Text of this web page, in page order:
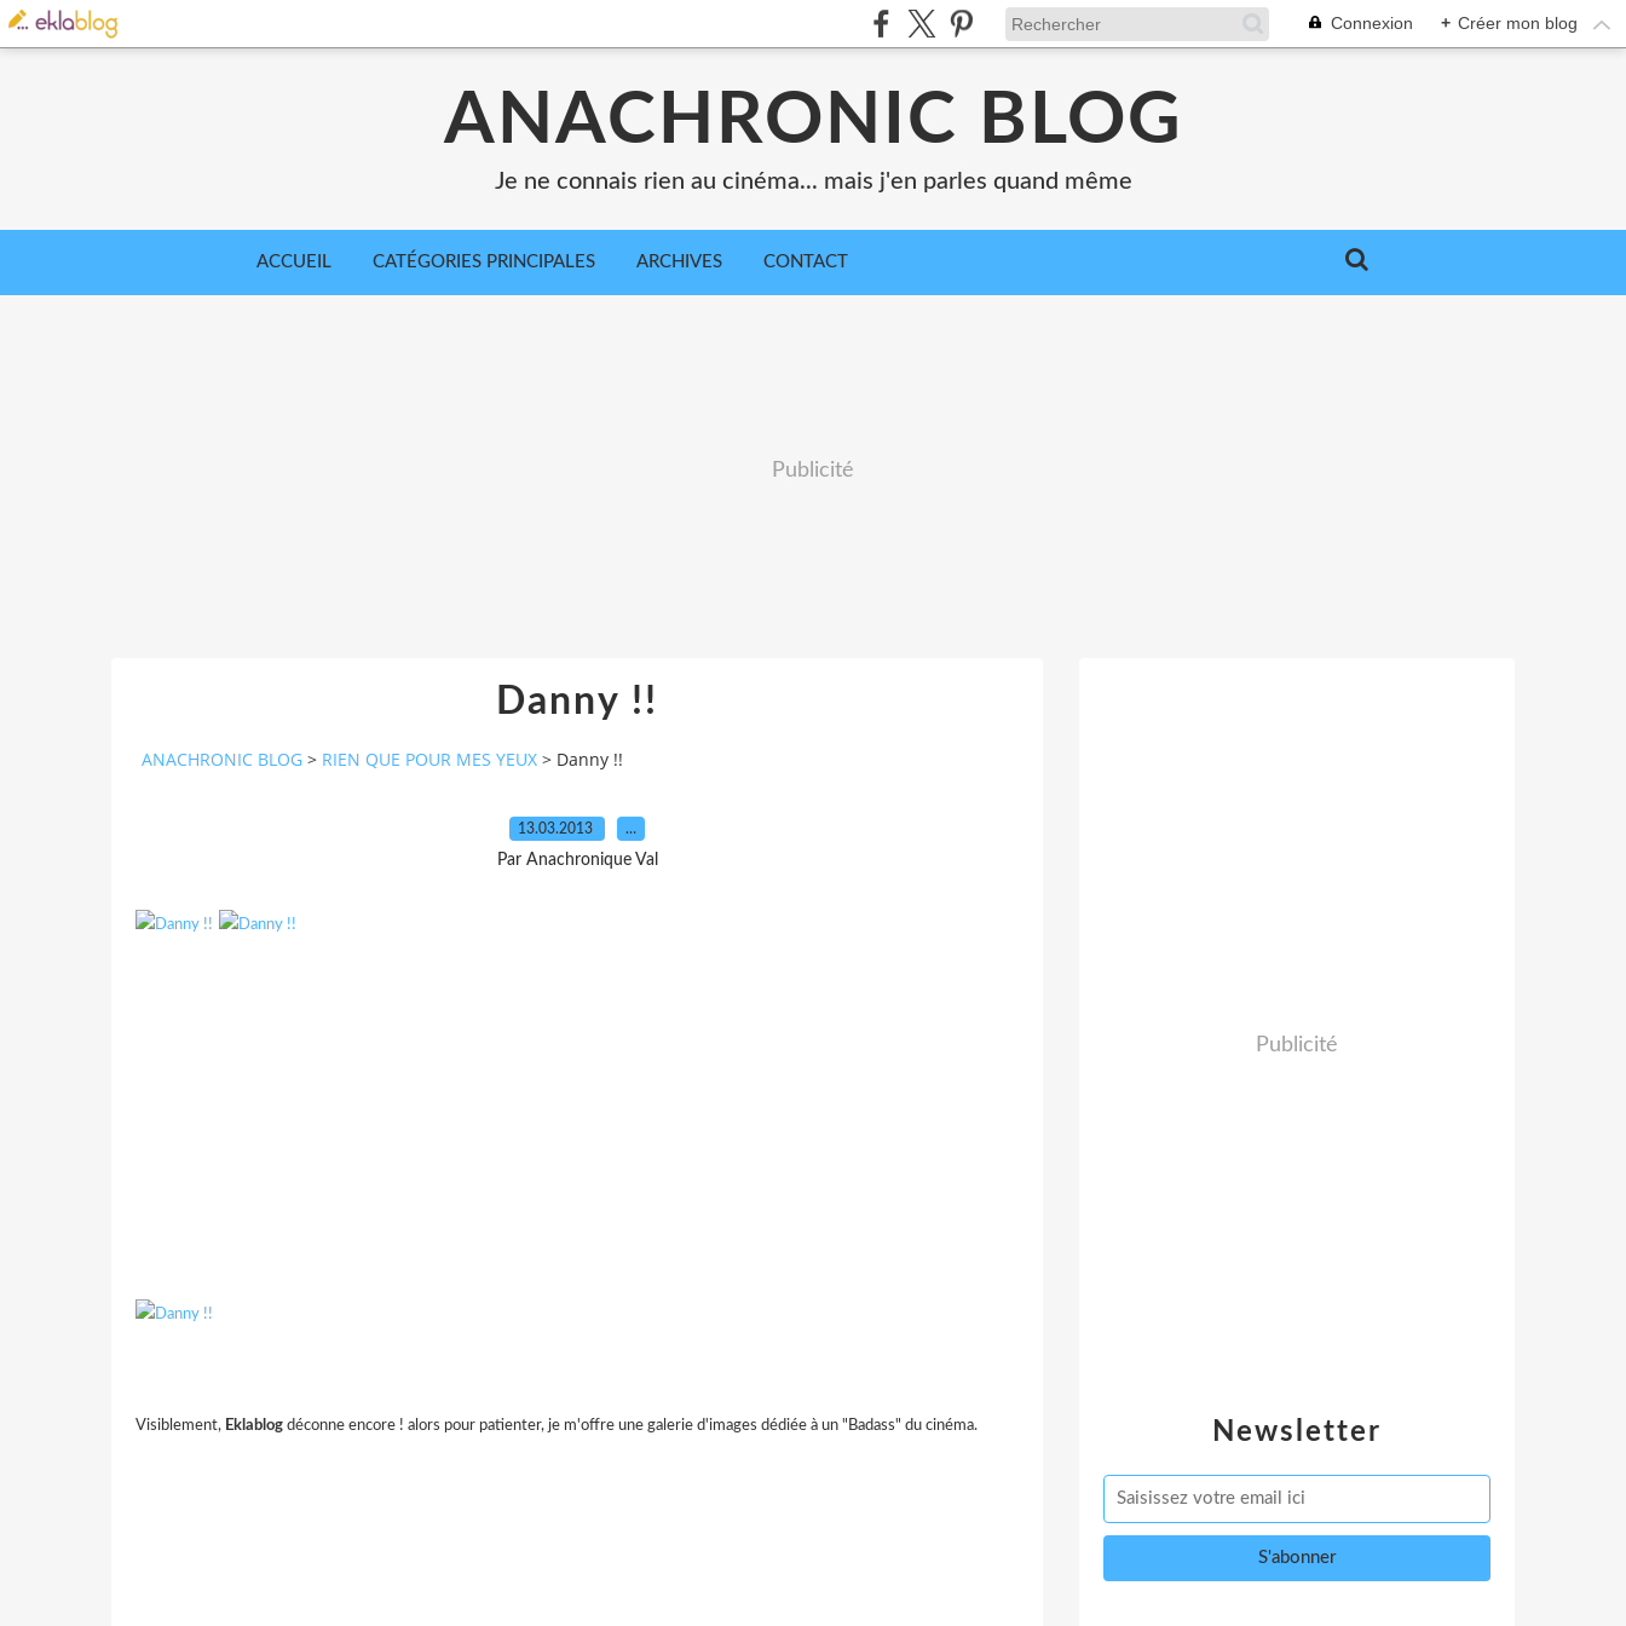
Connexion + Créer mon blog
ANACHRONIC BLOG
Je ne connais rien au cinéma... mais j'en parles quand même
ACCUEIL CATÉGORIES PRINCIPALES ARCHIVES CONTACT
Publicité
Danny !!
ANACHRONIC BLOG > RIEN QUE POUR MES YEUX > Danny !!
13.03.2013 …
Par Anachronique Val
Visiblement, Eklablog déconne encore ! alors pour patienter, je m'offre une galerie d'images dédiée à un "Badass" du cinéma. Newsletter
Publicité